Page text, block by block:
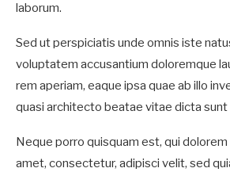
laborum.
Sed ut perspiciatis unde omnis iste
voluptatem accusantium doloremque
rem aperiam, eaque ipsa quae ab illo
quasi architecto beatae vitae dicta sunt
Neque porro quisquam est, qui
amet, consectetur, adipisci velit, sed